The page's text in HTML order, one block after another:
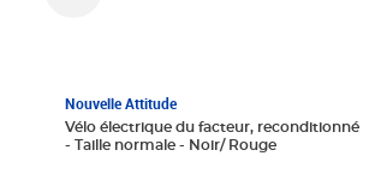
Nouvelle Attitude
Vélo électrique du facteur, reconditionné
- Taille normale - Noir/ Rouge